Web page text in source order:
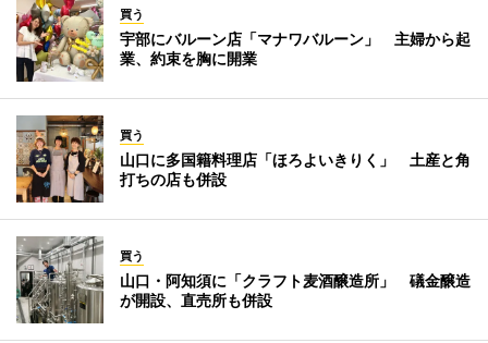
買う
宇部にバルーン店「マナワバルーン」 主婦から起
業、約束を胸に開業
買う
山口に多国籍料理店「ほろよいきりく」 土産と角
打ちの店も併設
買う
山口・阿知須に「クラフト麦酒醸造所」 礒金醸造
が開設、直売所も併設